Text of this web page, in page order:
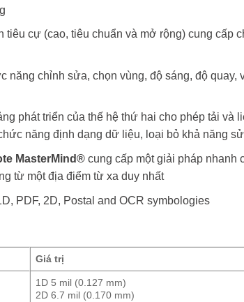
tiêu cự (cao, tiêu chuẩn và mở rộng) cung cấp
năng chỉnh sửa, chọn vùng, độ sáng, độ
phát triển của thế hệ thứ hai cho phép tải và
năng định dạng dữ liệu, loại bỏ khả năng
MasterMind®cung cấp một giải pháp nhanh
từ một địa điểm từ xa duy nhất
PDF, 2D, Postal and OCR symbologies
Giá trị
1D 5 mil (0.127 mm)
2D 6.7 mil (0.170 mm)